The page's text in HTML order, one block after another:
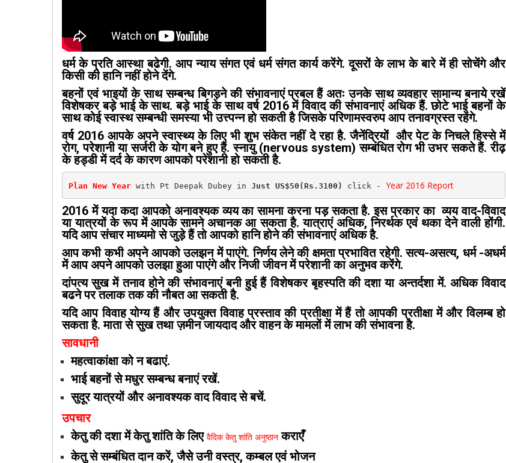
धर्म के प्रति आस्था बढेगी. आप न्याय संगत एवं धर्म संगत कार्य करेंगे. दूसरों के लाभ के बारे में ही सोचेंगे और
किसी की हानि नहीं होने देंगे.
बहनों एवं भाइयों के साथ सम्बन्ध बिगड़ने की संभावनाएं प्रबल हैं अतः उनके साथ व्यवहार सामान्य बनाये रखें
विशेषकर बड़े भाई के साथ. बड़े भाई के साथ वर्ष 2016 में विवाद की संभावनाएं अधिक हैं. छोटे भाई बहनों के
साथ कोई स्वास्थ सम्बन्धी समस्या भी उत्त्पन्न हो सकती है जिसके परिणामस्वरुप आप तनावग्रस्त रहेंगे.
वर्ष 2016 आपके अपने स्वास्थ्य के लिए भी शुभ संकेत नहीं दे रहा है. जैनेंद्रियों और पेट के निचले हिस्से में
रोग, परेशानी या सर्जरी के योग बने हुए हैं. स्नायु (nervous system) सम्बंधित रोग भी उभर सकते हैं. रीढ़
के हड्डी में दर्द के कारण आपको परेशानी हो सकती है.
Plan New Year with Pt Deepak Dubey in Just US$50(Rs.3100) click - Year 2016 Report
2016 में यदा कदा आपको अनावश्यक व्यय का सामना करना पड़ सकता है. इस प्रकार का व्यय वाद-विवाद
या यात्रयों के रूप में आपके सामने अचानक आ सकता है. यात्राएं अधिक, निरर्थक एवं थका देने वाली होंगी.
यदि आप संचार माध्यमो से जुड़े हैं तो आपको हानि होने की संभावनाएं अधिक है.
आप कभी कभी अपने आपको उलझन में पाएंगे. निर्णय लेने की क्षमता प्रभावित रहेगी. सत्य-असत्य, धर्म -अधर्म
में आप अपने आपको उलझा हुआ पाएंगे और निजी जीवन में परेशानी का अनुभव करेंगे.
दांपत्य सुख में तनाव होने की संभावनाएं बनी हुई हैं विशेषकर बृहस्पति की दशा या अन्तर्दशा में. अधिक विवाद
बढने पर तलाक तक की नौबत आ सकती है.
यदि आप विवाह योग्य हैं और उपयुक्त विवाह प्रस्ताव की प्रतीक्षा में हैं तो आपकी प्रतीक्षा में और विलम्ब हो
सकता है. माता से सुख तथा ज़मीन जायदाद और वाहन के मामलों में लाभ की संभावना है.
सावधानी
महत्वाकांक्षा को न बढाएं.
भाई बहनों से मधुर सम्बन्ध बनाएं रखें.
सुदूर यात्रयों और अनावश्यक वाद विवाद से बचें.
उपचार
केतु की दशा में केतु शांति के लिए वैदिक केतु शांति अनुष्ठान कराएँ
केतु से सम्बंधित दान करें, जैसे उनी वस्त्र, कम्बल एवं भोजन